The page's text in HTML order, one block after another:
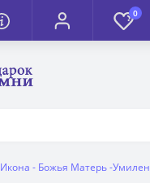
0
Икона - Божья Матерь -